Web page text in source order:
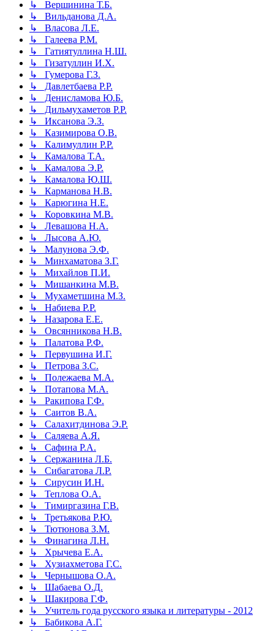
↳ Вершинина Т.Б.
↳ Вильданова Д.А.
↳ Власова Л.Е.
↳ Галеева Р.М.
↳ Гатиятуллина Н.Ш.
↳ Гизатуллин И.Х.
↳ Гумерова Г.З.
↳ Давлетбаева Р.Р.
↳ Денисламова Ю.Б.
↳ Дильмухаметов Р.Р.
↳ Иксанова Э.З.
↳ Казимирова О.В.
↳ Калимуллин Р.Р.
↳ Камалова Т.А.
↳ Камалова Э.Р.
↳ Камалова Ю.Ш.
↳ Карманова Н.В.
↳ Карюгина Н.Е.
↳ Коровкина М.В.
↳ Левашова Н.А.
↳ Лысова А.Ю.
↳ Малунова Э.Ф.
↳ Минхаматова З.Г.
↳ Михайлов П.И.
↳ Мишанкина М.В.
↳ Мухаметшина М.З.
↳ Набиева Р.Р.
↳ Назарова Е.Е.
↳ Овсянникова Н.В.
↳ Палатова Р.Ф.
↳ Первушина И.Г.
↳ Петрова З.С.
↳ Полежаева М.А.
↳ Потапова М.А.
↳ Ракипова Г.Ф.
↳ Саитов В.А.
↳ Салахитдинова Э.Р.
↳ Саляева А.Я.
↳ Сафина Р.А.
↳ Сержанина Л.Б.
↳ Сибагатова Л.Р.
↳ Сирусин И.Н.
↳ Теплова О.А.
↳ Тимиргазина Г.В.
↳ Третьякова Р.Ю.
↳ Тютюнова З.М.
↳ Финагина Л.Н.
↳ Хрычева Е.А.
↳ Хузиахметова Г.С.
↳ Чернышова О.А.
↳ Шабаева О.Д.
↳ Шакирова Г.Ф.
↳ Учитель года русского языка и литературы - 2012
↳ Бабикова А.Г.